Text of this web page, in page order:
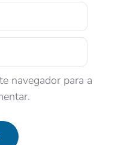
navegador para a